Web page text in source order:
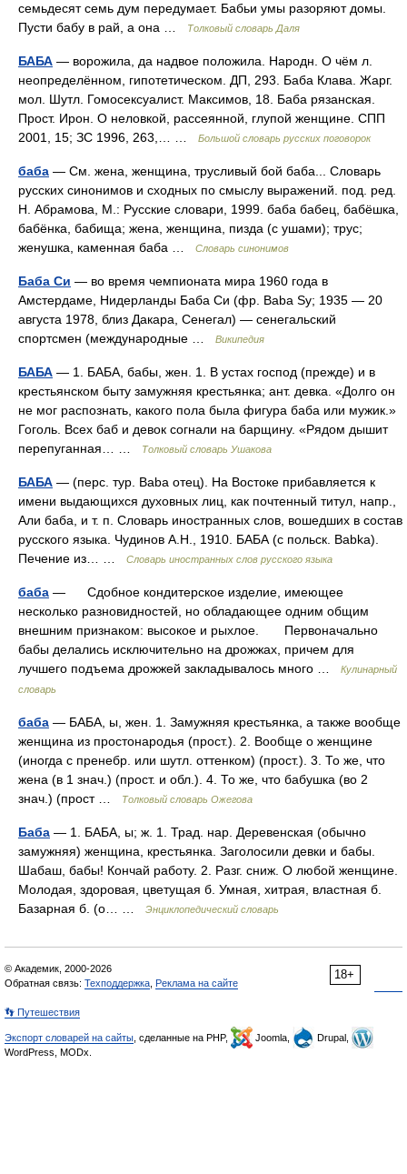
семьдесят семь дум передумает. Бабьи умы разоряют домы.
Пусти бабу в рай, а она …
Толковый словарь Даля
БАБА — ворожила, да надвое положила. Народн. О чём л.
неопределённом, гипотетическом. ДП, 293. Баба Клава. Жарг.
мол. Шутл. Гомосексуалист. Максимов, 18. Баба рязанская.
Прост. Ирон. О неловкой, рассеянной, глупой женщине. СПП
2001, 15; ЗС 1996, 263,… …
Большой словарь русских поговорок
баба — См. жена, женщина, трусливый бой баба... Словарь
русских синонимов и сходных по смыслу выражений. под. ред.
Н. Абрамова, М.: Русские словари, 1999. баба бабец, бабёшка,
бабёнка, бабища; жена, женщина, пизда (с ушами); трус;
женушка, каменная баба …
Словарь синонимов
Баба Си — во время чемпионата мира 1960 года в
Амстердаме, Нидерланды Баба Си (фр. Baba Sy; 1935 ― 20
августа 1978, близ Дакара, Сенегал) ― сенегальский
спортсмен (международные …
Википедия
БАБА — 1. БАБА, бабы, жен. 1. В устах господ (прежде) и в
крестьянском быту замужняя крестьянка; ант. девка. «Долго он
не мог распознать, какого пола была фигура баба или мужик.»
Гоголь. Всех баб и девок согнали на барщину. «Рядом дышит
перепуганная… …
Толковый словарь Ушакова
БАБА — (перс. тур. Baba отец). На Востоке прибавляется к
имени выдающихся духовных лиц, как почтенный титул, напр.,
Али баба, и т. п. Словарь иностранных слов, вошедших в состав
русского языка. Чудинов А.Н., 1910. БАБА (с польск. Babka).
Печение из… …
Словарь иностранных слов русского языка
баба — Сдобное кондитерское изделие, имеющее
несколько разновидностей, но обладающее одним общим
внешним признаком: высокое и рыхлое. Первоначально
бабы делались исключительно на дрожжах, причем для
лучшего подъема дрожжей закладывалось много …
Кулинарный
словарь
баба — БАБА, ы, жен. 1. Замужняя крестьянка, а также вообще
женщина из простонародья (прост.). 2. Вообще о женщине
(иногда с пренебр. или шутл. оттенком) (прост.). 3. То же, что
жена (в 1 знач.) (прост. и обл.). 4. То же, что бабушка (во 2
знач.) (прост …
Толковый словарь Ожегова
Баба — 1. БАБА, ы; ж. 1. Трад. нар. Деревенская (обычно
замужняя) женщина, крестьянка. Заголосили девки и бабы.
Шабаш, бабы! Кончай работу. 2. Разг. сниж. О любой женщине.
Молодая, здоровая, цветущая б. Умная, хитрая, властная б.
Базарная б. (о… …
Энциклопедический словарь
18+
© Академик, 2000-2026
Обратная связь: Техподдержка Реклама на сайте
👣 Путешествия
Экспорт словарей на сайты , сделанные на PHP, Joomla,
Drupal,
WordPress, MODx.